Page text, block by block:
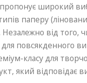
широкий
паперу
Незалежно від того,
повсякденного
класу для
який відповідає